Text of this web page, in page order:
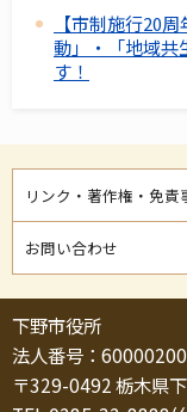
【市制施行20
動」・「地域共
す！
リンク・著作権・免責
お問い合わせ
下野市役所
法人番号：
〒329-0492 栃木県